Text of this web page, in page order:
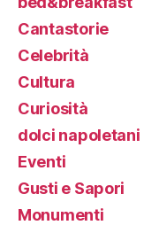
Cantastorie
Celebrità
Cultura
Curiosità
dolci napoletani
Eventi
Gusti e Sapori
Monumenti